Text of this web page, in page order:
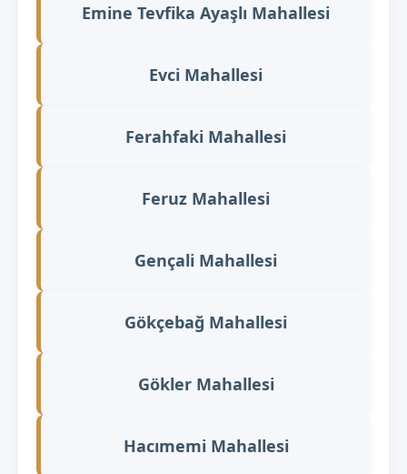
Emine Tevfika Ayaşlı Mahallesi
Evci Mahallesi
Ferahfaki Mahallesi
Feruz Mahallesi
Gençali Mahallesi
Gökçebağ Mahallesi
Gökler Mahallesi
Hacımemi Mahallesi